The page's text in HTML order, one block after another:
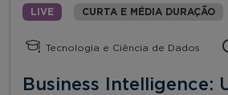
LIVE CURTA E MÉDIA DURAÇÃO
Tecnologia e Ciência de Dados
Business Intelligence: